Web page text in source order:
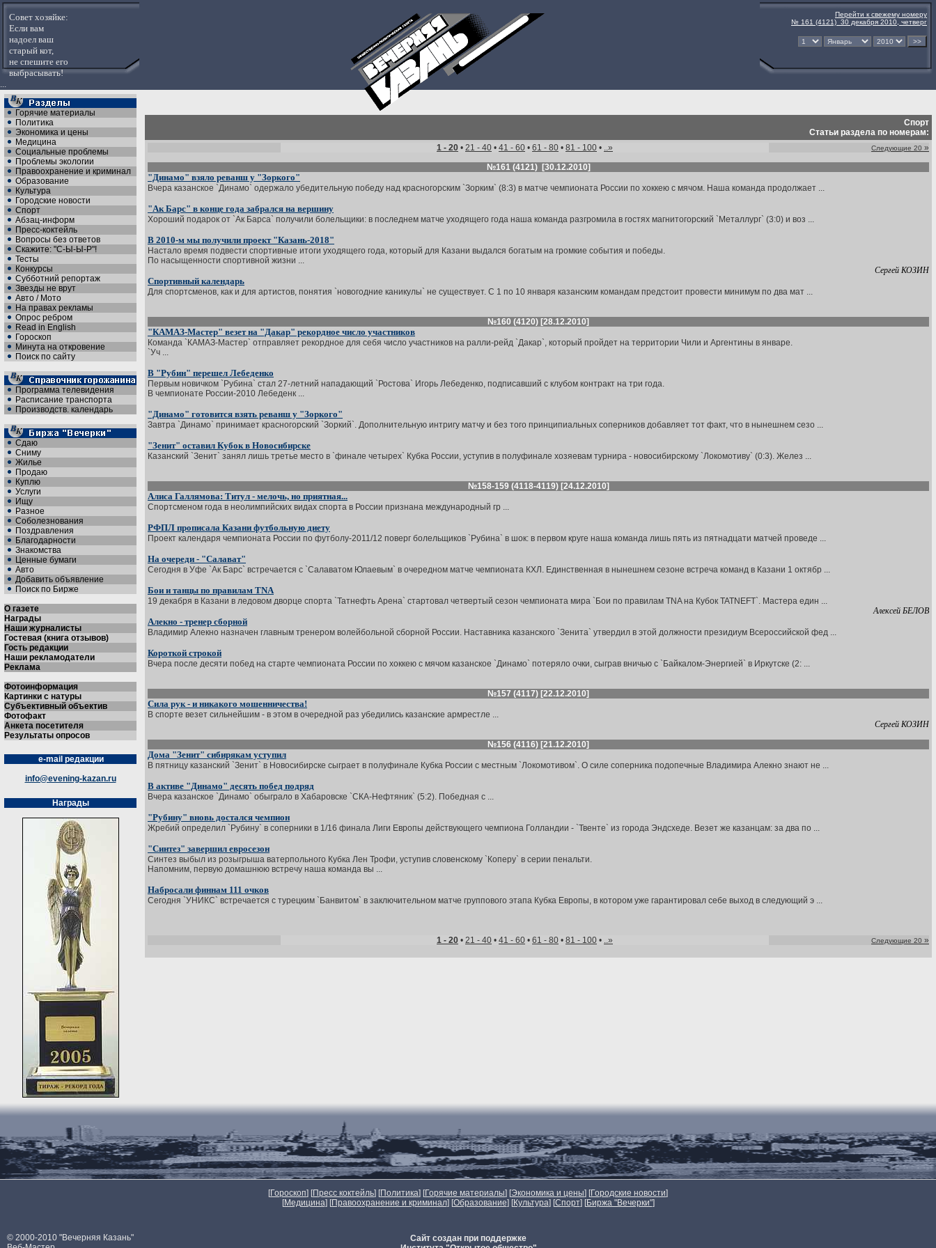
Совет хозяйке:
Если вам
надоел ваш
старый кот,
не спешите его
выбрасывать!
...
Перейти к свежему номеру
№ 161 (4121) 30 декабря 2010, четверг
Горячие материалы
Политика
Экономика и цены
Медицина
Социальные проблемы
Проблемы экологии
Правоохранение и криминал
Образование
Культура
Городские новости
Спорт
Абзац-информ
Пресс-коктейль
Вопросы без ответов
Скажите: "С-Ы-Ы-Р"!
Тесты
Конкурсы
Субботний репортаж
Звезды не врут
Авто / Мото
На правах рекламы
Опрос ребром
Read in English
Гороскоп
Минута на откровение
Поиск по сайту
Программа телевидения
Расписание транспорта
Производств. календарь
Сдаю
Сниму
Жилье
Продаю
Куплю
Услуги
Ищу
Разное
Соболезнования
Поздравления
Благодарности
Знакомства
Ценные бумаги
Авто
Добавить объявление
Поиск по Бирже
О газете
Награды
Наши журналисты
Гостевая (книга отзывов)
Гость редакции
Наши рекламодатели
Реклама
Фотоинформация
Картинки с натуры
Субъективный объектив
Фотофакт
Анкета посетителя
Результаты опросов
e-mail редакции
info@evening-kazan.ru
Награды
Спорт
Статьи раздела по номерам:
1 - 20 • 21 - 40 • 41 - 60 • 61 - 80 • 81 - 100 • ..» Следующие 20 »
№161 (4121) [30.12.2010]
"Динамо" взяло реванш у "Зоркого"
Вчера казанское `Динамо` одержало убедительную победу над красногорским `Зорким` (8:3) в матче чемпионата России по хоккею с мячом. Наша команда продолжает ...
"Ак Барс" в конце года забрался на вершину
Хороший подарок от `Ак Барса` получили болельщики: в последнем матче уходящего года наша команда разгромила в гостях магнитогорский `Металлург` (3:0) и воз ...
В 2010-м мы получили проект "Казань-2018"
Настало время подвести спортивные итоги уходящего года, который для Казани выдался богатым на громкие события и победы.
По насыщенности спортивной жизни ...
Сергей КОЗИН
Спортивный календарь
Для спортсменов, как и для артистов, понятия `новогодние каникулы` не существует. С 1 по 10 января казанским командам предстоит провести минимум по два мат ...
№160 (4120) [28.12.2010]
"КАМАЗ-Мастер" везет на "Дакар" рекордное число участников
Команда `КАМАЗ-Мастер` отправляет рекордное для себя число участников на ралли-рейд `Дакар`, который пройдет на территории Чили и Аргентины в январе.
`Уч ...
В "Рубин" перешел Лебеденко
Первым новичком `Рубина` стал 27-летний нападающий `Ростова` Игорь Лебеденко, подписавший с клубом контракт на три года.
В чемпионате России-2010 Лебеденк ...
"Динамо" готовится взять реванш у "Зоркого"
Завтра `Динамо` принимает красногорский `Зоркий`. Дополнительную интригу матчу и без того принципиальных соперников добавляет тот факт, что в нынешнем сезо ...
"Зенит" оставил Кубок в Новосибирске
Казанский `Зенит` занял лишь третье место в `финале четырех` Кубка России, уступив в полуфинале хозяевам турнира - новосибирскому `Локомотиву` (0:3). Желез ...
№158-159 (4118-4119) [24.12.2010]
Алиса Галлямова: Титул - мелочь, но приятная...
Спортсменом года в неолимпийских видах спорта в России признана международный гр ...
РФПЛ прописала Казани футбольную диету
Проект календаря чемпионата России по футболу-2011/12 поверг болельщиков `Рубина` в шок: в первом круге наша команда лишь пять из пятнадцати матчей проведе ...
На очереди - "Салават"
Сегодня в Уфе `Ак Барс` встречается с `Салаватом Юлаевым` в очередном матче чемпионата КХЛ. Единственная в нынешнем сезоне встреча команд в Казани 1 октябр ...
Бои и танцы по правилам TNA
19 декабря в Казани в ледовом дворце спорта `Татнефть Арена` стартовал четвертый сезон чемпионата мира `Бои по правилам TNA на Кубок TATNEFT`. Мастера един ...
Алексей БЕЛОВ
Алекно - тренер сборной
Владимир Алекно назначен главным тренером волейбольной сборной России. Наставника казанского `Зенита` утвердил в этой должности президиум Всероссийской фед ...
Короткой строкой
Вчера после десяти побед на старте чемпионата России по хоккею с мячом казанское `Динамо` потеряло очки, сыграв вничью с `Байкалом-Энергией` в Иркутске (2: ...
№157 (4117) [22.12.2010]
Сила рук - и никакого мошенничества!
В спорте везет сильнейшим - в этом в очередной раз убедились казанские армрестле ...
Сергей КОЗИН
№156 (4116) [21.12.2010]
Дома "Зенит" сибирякам уступил
В пятницу казанский `Зенит` в Новосибирске сыграет в полуфинале Кубка России с местным `Локомотивом`. О силе соперника подопечные Владимира Алекно знают не ...
В активе "Динамо" десять побед подряд
Вчера казанское `Динамо` обыграло в Хабаровске `СКА-Нефтяник` (5:2). Победная с ...
"Рубину" вновь достался чемпион
Жребий определил `Рубину` в соперники в 1/16 финала Лиги Европы действующего чемпиона Голландии - `Твенте` из города Эндсхеде. Везет же казанцам: за два по ...
"Синтез" завершил евросезон
Синтез выбыл из розыгрыша ватерпольного Кубка Лен Трофи, уступив словенскому `Коперу` в серии пенальти.
Напомним, первую домашнюю встречу наша команда вы ...
Набросали финнам 111 очков
Сегодня `УНИКС` встречается с турецким `Банвитом` в заключительном матче группового этапа Кубка Европы, в котором уже гарантировал себе выход в следующий э ...
1 - 20 • 21 - 40 • 41 - 60 • 61 - 80 • 81 - 100 • ..» Следующие 20 »
[Гороскоп] [Пресс коктейль] [Политика] [Горячие материалы] [Экономика и цены] [Городские новости]
[Медицина] [Правоохранение и криминал] [Образование] [Культура] [Спорт] [Биржа "Вечерки"]
© 2000-2010 "Вечерняя Казань"
Сайт создан при поддержке